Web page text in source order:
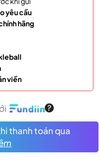
yêu cầu
hãng
viền
thanh toán qua